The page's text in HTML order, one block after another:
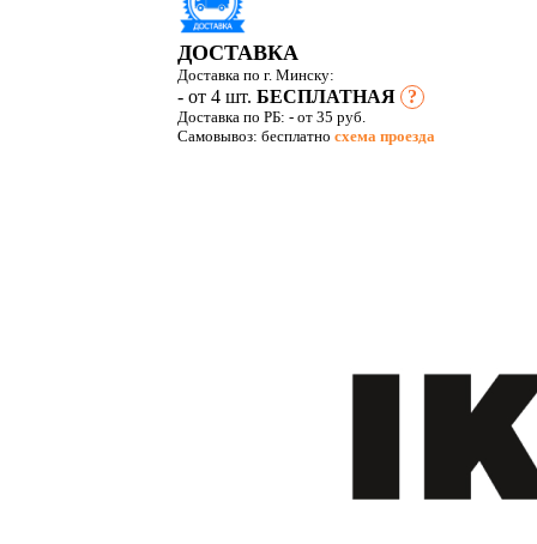
ДОСТАВКА
Доставка по г. Минску:
- от 4 шт.БЕСПЛАТНАЯ ?
Доставка по РБ:- от 35 руб.
Самовывоз: бесплатносхема проезда